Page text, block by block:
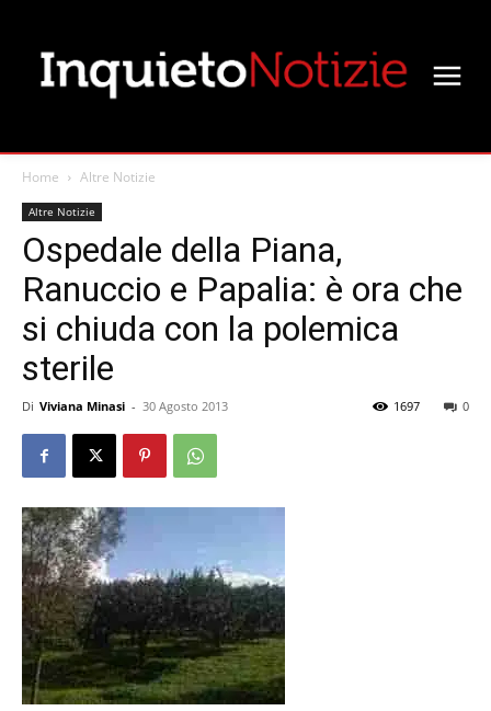
Home Altre Notizie
Altre Notizie
Ospedale della Piana,
Ranuccio e Papalia: è ora che
si chiuda con la polemica
sterile
Di Viviana Minasi - 30 Agosto 2013 0
1697